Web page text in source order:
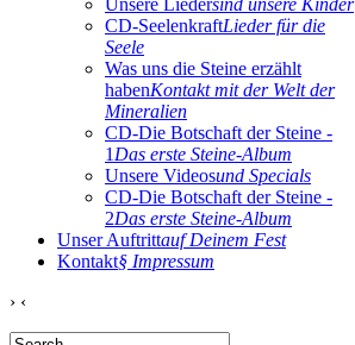
Unsere Liedersind unsere Kinder
CD-SeelenkraftLieder für die
Seele
Was uns die Steine erzählt
habenKontakt mit der Welt der
Mineralien
CD-Die Botschaft der Steine -
1 Das erste Steine-Album
Unsere Videosund Specials
CD-Die Botschaft der Steine -
2Das erste Steine-Album
Unser Auftrittauf Deinem Fest
Kontakt§ Impressum
› ‹